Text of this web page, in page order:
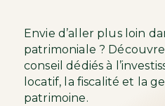
Envie d’aller plus loin
patrimoniale ?
conseil dédiés à
locatif, la fiscalité et la
patrimoine.